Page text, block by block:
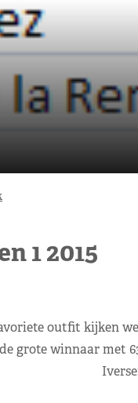
1 2015
outfit kijken
grote winnaar met